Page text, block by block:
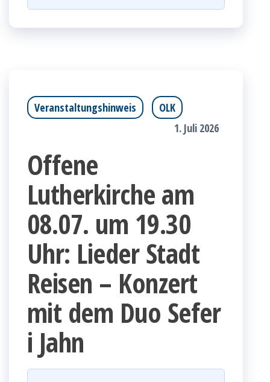
Veranstaltungshinweis
OLK
1. Juli 2026
Offene
Lutherkirche am
08.07. um 19.30
Uhr: Lieder Stadt
Reisen – Konzert
mit dem Duo Sefer
i Jahn